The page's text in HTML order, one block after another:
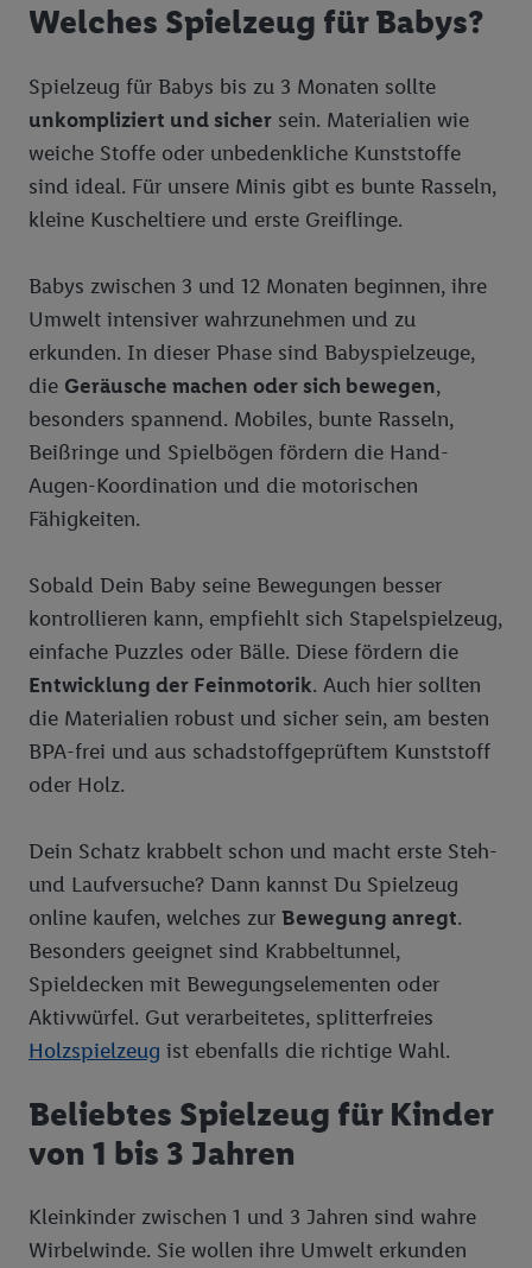
Welches Spielzeug für Babys?
Spielzeug für Babys bis zu 3 Monaten sollte
unkompliziert und sicher sein. Materialien wie
weiche Stoffe oder unbedenkliche Kunststoffe
sind ideal. Für unsere Minis gibt es bunte Rasseln,
kleine Kuscheltiere und erste Greiflinge.
Babys zwischen 3 und 12 Monaten beginnen, ihre
Umwelt intensiver wahrzunehmen und zu
erkunden. In dieser Phase sind Babyspielzeuge,
die Geräusche machen oder sich bewegen,
besonders spannend. Mobiles, bunte Rasseln,
Beißringe und Spielbögen fördern die Hand-
Augen-Koordination und die motorischen
Fähigkeiten.
Sobald Dein Baby seine Bewegungen besser
kontrollieren kann, empfiehlt sich Stapelspielzeug,
einfache Puzzles oder Bälle. Diese fördern die
Entwicklung der Feinmotorik. Auch hier sollten
die Materialien robust und sicher sein, am besten
BPA-frei und aus schadstoffgeprüftem Kunststoff
oder Holz.
Dein Schatz krabbelt schon und macht erste Steh-
und Laufversuche? Dann kannst Du Spielzeug
online kaufen, welches zur Bewegung anregt.
Besonders geeignet sind Krabbeltunnel,
Spieldecken mit Bewegungselementen oder
Aktivwürfel. Gut verarbeitetes, splitterfreies
Holzspielzeug ist ebenfalls die richtige Wahl.
Beliebtes Spielzeug für Kinder
von 1 bis 3 Jahren
Kleinkinder zwischen 1 und 3 Jahren sind wahre
Wirbelwinde. Sie wollen ihre Umwelt erkunden